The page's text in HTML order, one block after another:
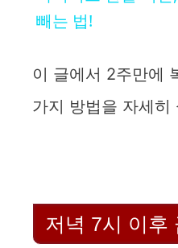
빼는 법!
이 글에서 2주만에
가지 방법을 자세히
저녁 7시 이후